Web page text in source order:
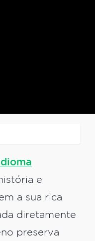
e
a sua rica
diretamente
preserva